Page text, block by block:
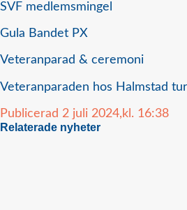
SVF medlemsmingel
Gula Bandet PX
Veteranparad & ceremoni
Veteranparaden hos Halmstad
Publicerad 2 juli 2024, kl. 16:38
Relaterade nyheter